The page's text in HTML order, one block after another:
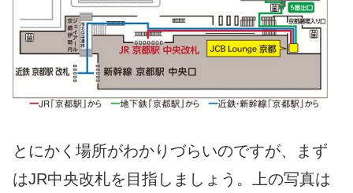
とにかく場所がわかりづらいのですが、まず
はJR中央改札を目指しましょう。上の写真は